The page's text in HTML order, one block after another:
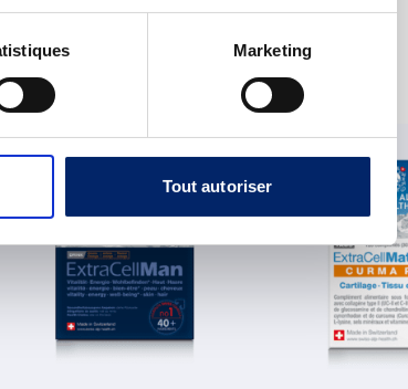
Marketing
Tout autoriser